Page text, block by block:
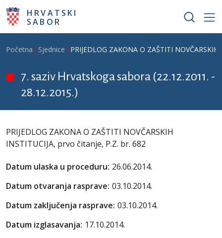
Skoči na glavni sadržaj
HRVATSKI
SABOR
Breadcrumb
Početna Sjednice PRIJEDLOG ZAKONA O ZAŠTITI
7. saziv Hrvatskoga sabora (22.12.2011. -
28.12.2015.)
PRIJEDLOG ZAKONA O ZAŠTITI NOVČARSKIH
INSTITUCIJA, prvo čitanje, P.Z. br. 682
Datum ulaska u proceduru: 26.06.2014.
Datum otvaranja rasprave: 03.10.2014.
Datum zaključenja rasprave: 03.10.2014.
Datum izglasavanja: 17.10.2014.